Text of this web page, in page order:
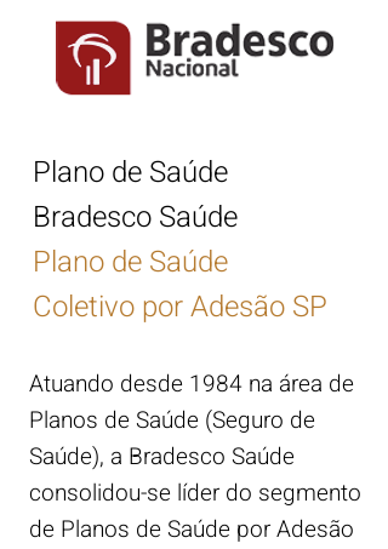
Plano de Saúde
Bradesco Saúde
Plano de Saúde
Coletivo por Adesão SP
Atuando desde 1984 na área de
Planos de Saúde (Seguro de
Saúde), a Bradesco Saúde
consolidou-se líder do segmento
de Planos de Saúde por Adesão